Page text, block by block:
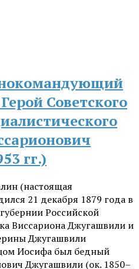
Советского
гг.)
(настоящая
21 декабря 1879 года в
Российской
Виссариона Джугашвили и
Джугашвили
Иосифа был бедный
Джугашвили (ок. 1850–